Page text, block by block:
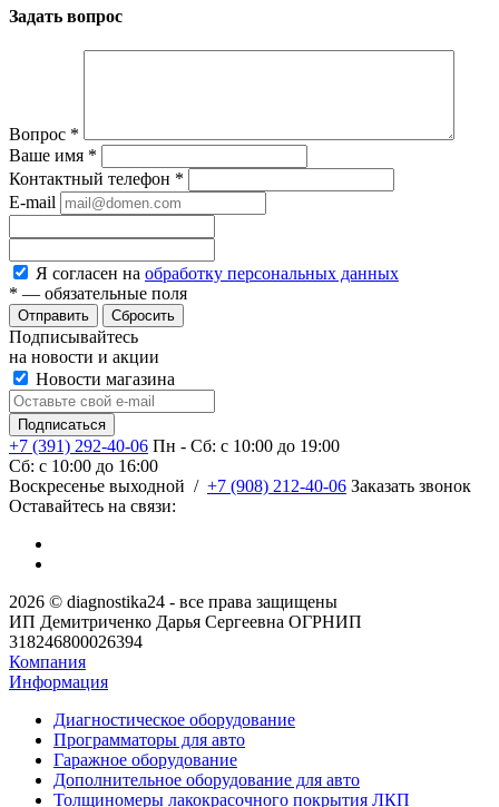
Задать вопрос
Вопрос *
Ваше имя *
Контактный телефон *
E-mail
Я согласен на обработку персональных данных
* — обязательные поля
Сбросить
Подписывайтесь
на новости и акции
Новости магазина
+7 (391) 292-40-06 Пн - Сб: c 10:00 до 19:00
Сб: c 10:00 до 16:00
​Воскресенье выходной / +7 (908) 212-40-06 Заказать звонок
Оставайтесь на связи:
2026 © diagnostika24 - все права защищены
ИП Демитриченко Дарья Сергеевна ОГРНИП
318246800026394
Компания
Информация
Диагностическое оборудование
Программаторы для авто
Гаражное оборудование
Дополнительное оборудование для авто
Толщиномеры лакокрасочного покрытия ЛКП